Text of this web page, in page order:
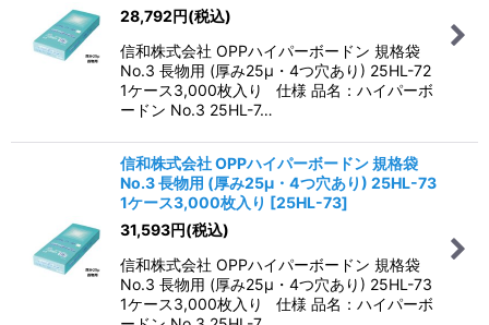
28,792円(税込)
信和株式会社 OPPハイパーボードン 規格袋
No.3 長物用 (厚み25μ・4つ穴あり) 25HL-72
1ケース3,000枚入り 仕様 品名：ハイパーボ
ードン No.3 25HL-7…
信和株式会社 OPPハイパーボードン 規格袋
No.3 長物用 (厚み25μ・4つ穴あり) 25HL-73
1ケース3,000枚入り [25HL-73]
31,593円(税込)
信和株式会社 OPPハイパーボードン 規格袋
No.3 長物用 (厚み25μ・4つ穴あり) 25HL-73
1ケース3,000枚入り 仕様 品名：ハイパーボ